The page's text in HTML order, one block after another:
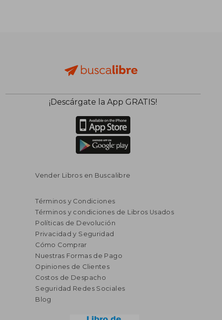
55% S/ 166,95
¡Descárgate la App GRATIS!
Vender Libros en Buscalibre
Términos y Condiciones
Términos y condiciones de Libros Usados
Políticas de Devolución
Privacidad y Seguridad
Cómo Comprar
Nuestras Formas de Pago
Opiniones de Clientes
Costos de Despacho
Seguridad Redes Sociales
Blog